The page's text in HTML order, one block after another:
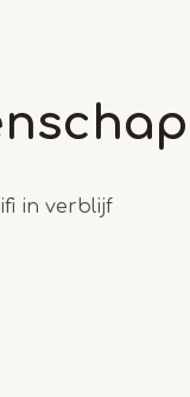
in verblijf